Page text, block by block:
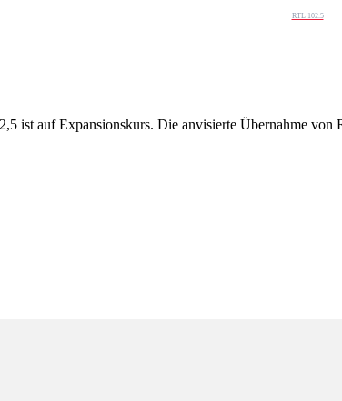
RTL 102.5
ist auf Expansionskurs. Die anvisierte Übernahme